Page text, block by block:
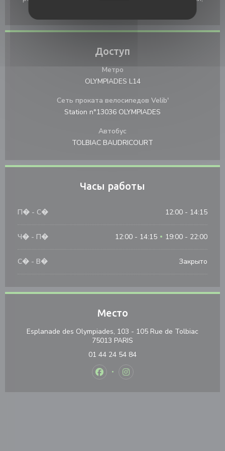
Доступ
Метро
OLYMPIADES L14
Сеть проката велосипедов Velib'
Station n°13036 OLYMPIADES
Автобус
TOLBIAC BAUDRICOURT
Часы работы
П� - С� 12:00 - 14:15
Ч� - П� 12:00 - 14:15 • 19:00 - 22:00
С� - В� Закрыто
Место
Esplanade des Olympiades, 103 - 105 Rue de Tolbiac
75013 PARIS
01 44 24 54 84
Facebook ((открывается в новом
Instagram ((открывается